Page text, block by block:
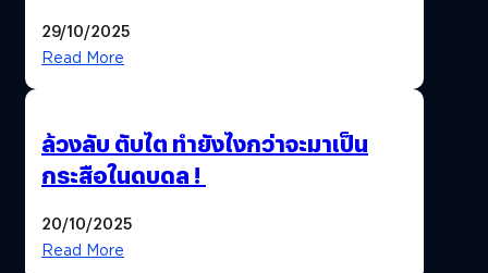
29/10/2025
Read More
ล้วงลับ ตับไต ทำยังไงกว่าจะมาเป็น
กระสือในดบดล !
20/10/2025
Read More